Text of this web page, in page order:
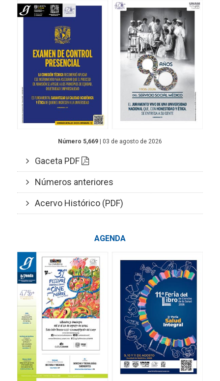
Número 5,669 | 03 de agosto de 2026
Gaceta PDF
Números anteriores
Acervo Histórico (PDF)
AGENDA